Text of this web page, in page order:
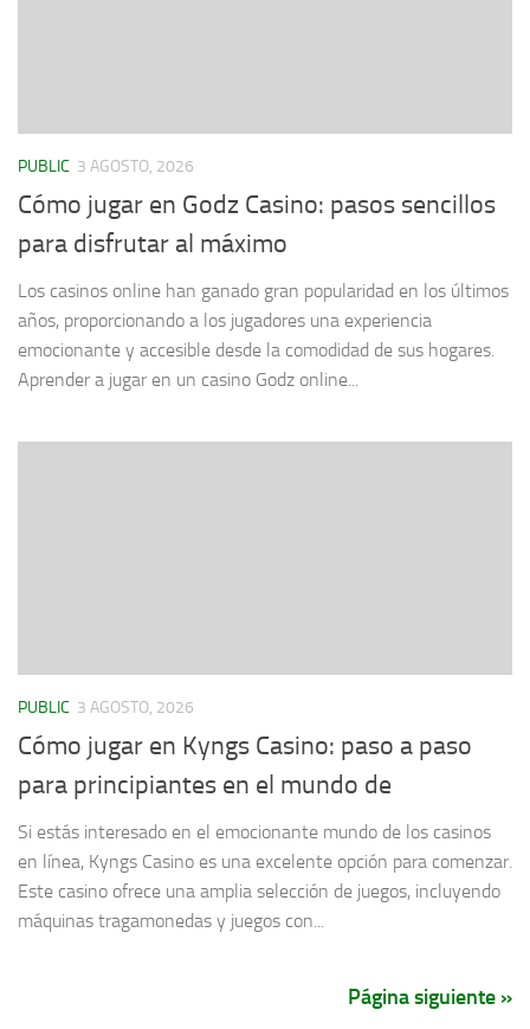
PUBLIC 3 AGOSTO, 2026
Cómo jugar en Godz Casino: pasos sencillos
para disfrutar al máximo
Los casinos online han ganado gran popularidad en los últimos
años, proporcionando a los jugadores una experiencia
emocionante y accesible desde la comodidad de sus hogares.
Aprender a jugar en un casino Godz online...
PUBLIC 3 AGOSTO, 2026
Cómo jugar en Kyngs Casino: paso a paso
para principiantes en el mundo de
Si estás interesado en el emocionante mundo de los casinos
en línea, Kyngs Casino es una excelente opción para comenzar.
Este casino ofrece una amplia selección de juegos, incluyendo
máquinas tragamonedas y juegos con...
Página siguiente »